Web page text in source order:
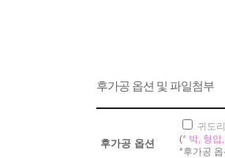
후가공 옵션 및 파일첨부
후가공 옵션
귀도리
(* 박, 형압
*후가공 옵